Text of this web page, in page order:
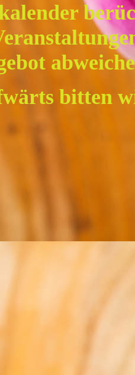
bitten